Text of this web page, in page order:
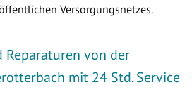
Versorgungsnetzes.
Reparaturen von der
mit 24 Std. Service